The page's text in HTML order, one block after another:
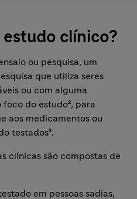
estudo clínico?
ou pesquisa, um
que utiliza seres
ou com alguma
do estudo², para
aos medicamentos ou
testados³.
clínicas são compostas de
em pessoas sadias,